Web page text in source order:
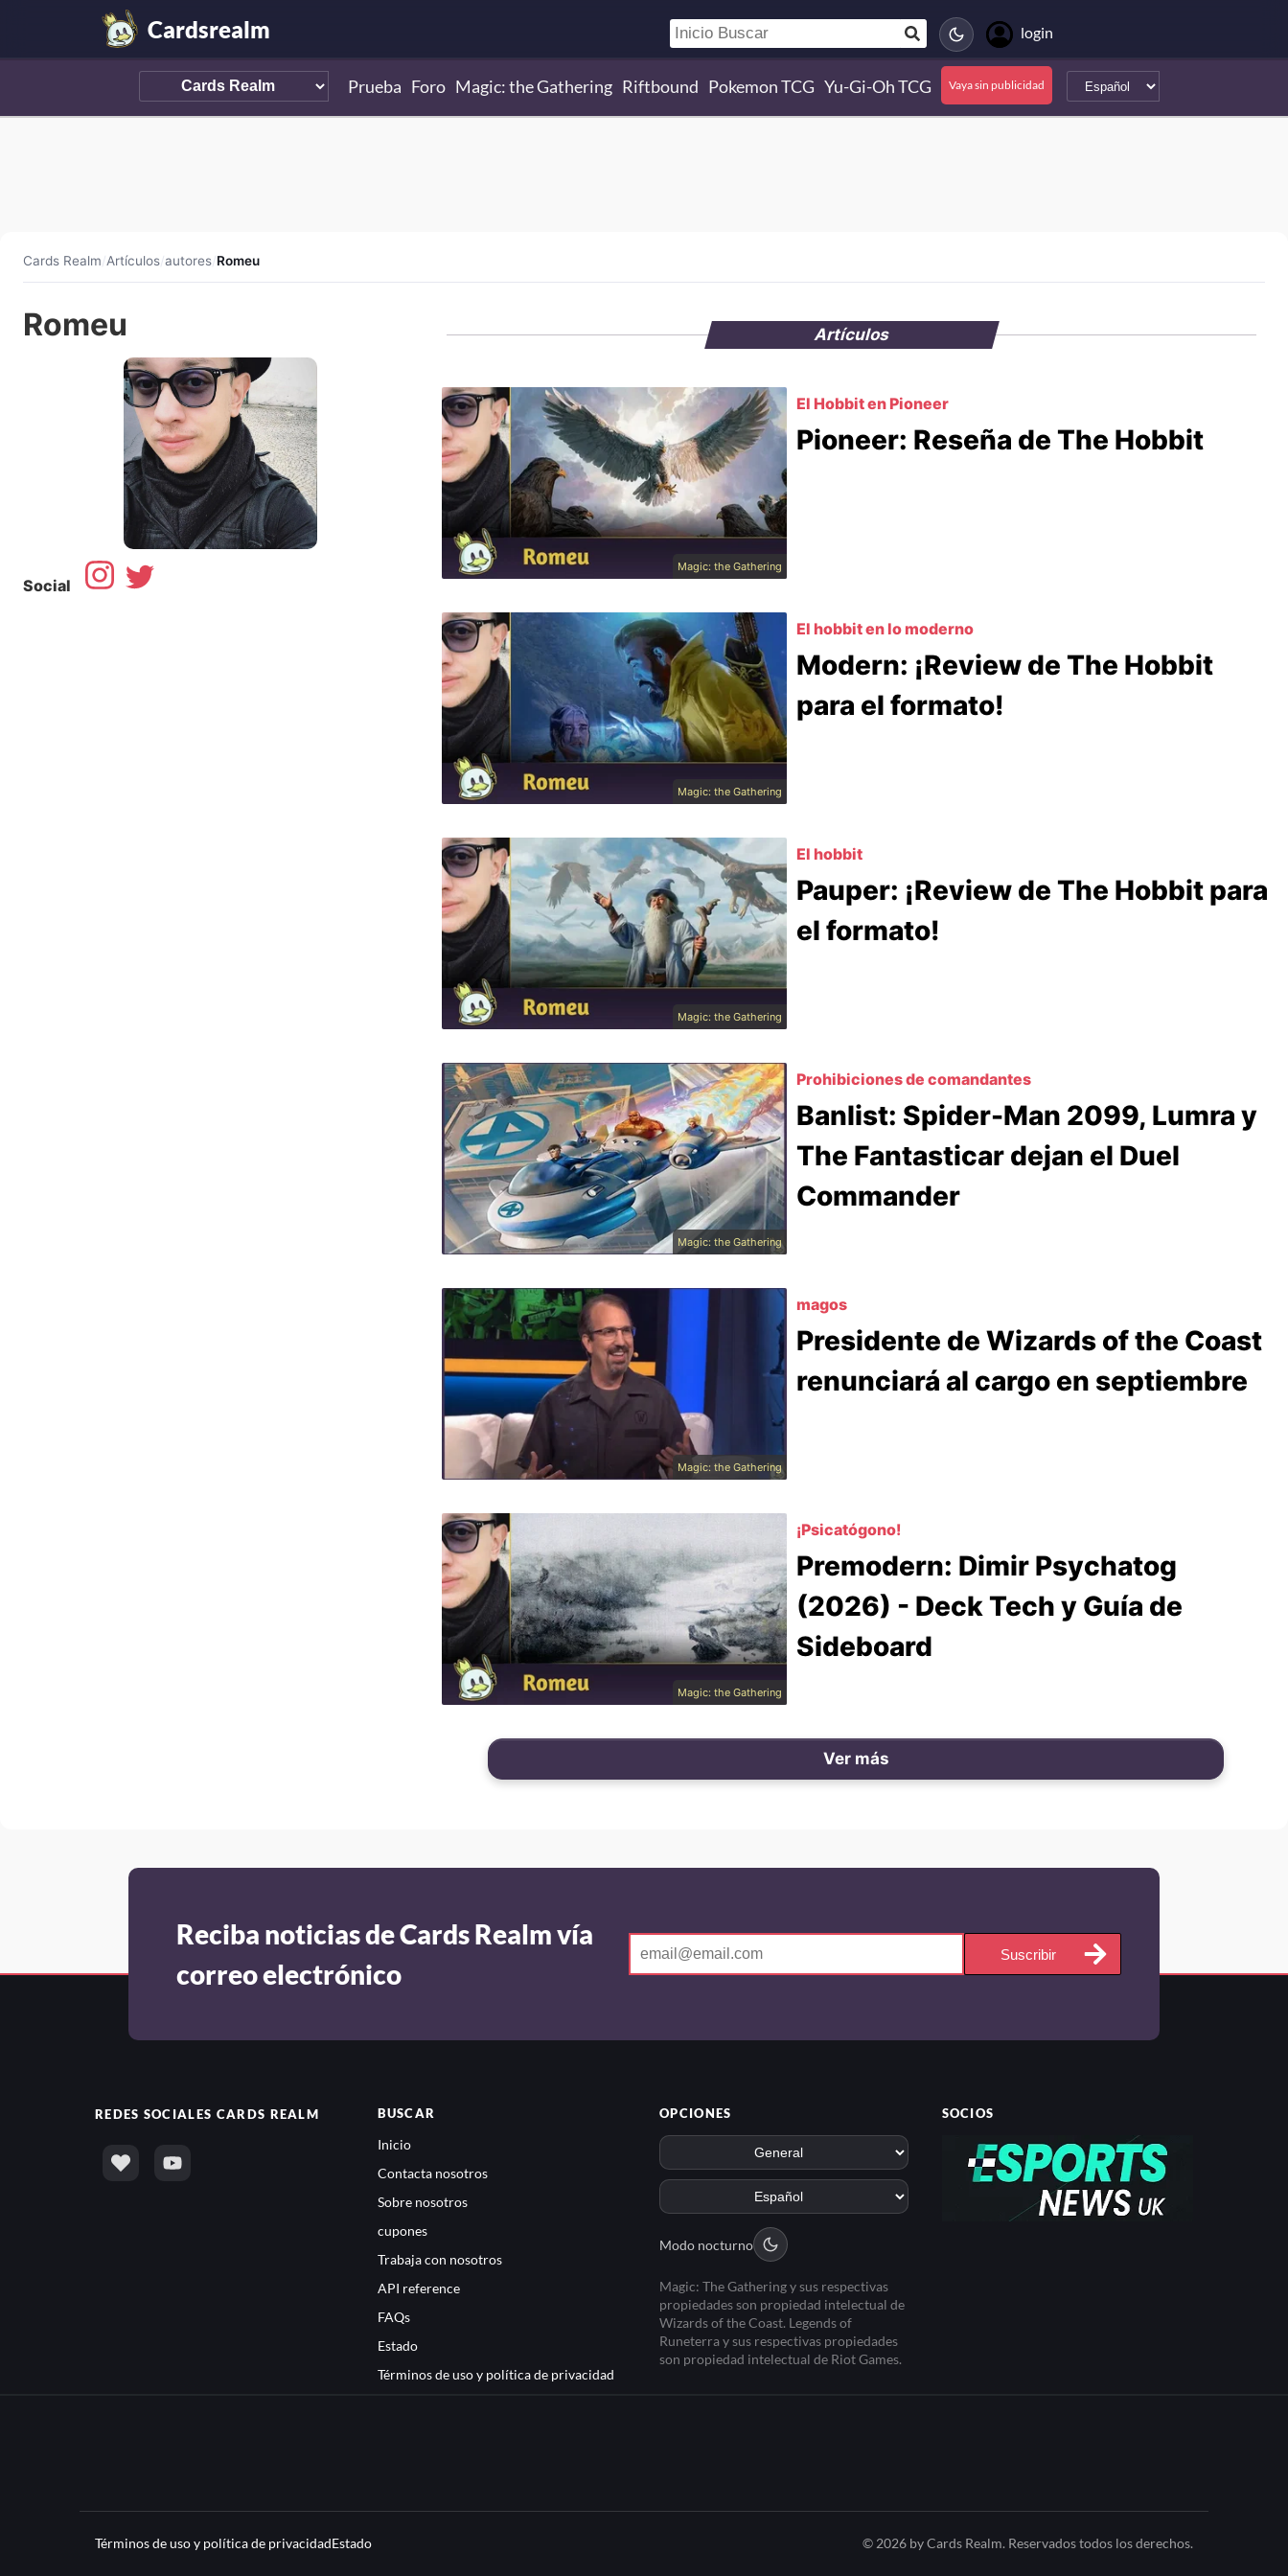
Cardsrealm login
Prueba Foro Magic: the Gathering Riftbound Pokemon TCG Yu-Gi-Oh TCG Vaya sin publicidad
Cards Realm/Artículos/autores/Romeu
Romeu
Social
Artículos
Magic: the Gathering
El Hobbit en Pioneer
Pioneer: Reseña de The Hobbit
Magic: the Gathering
El hobbit en lo moderno
Modern: ¡Review de The Hobbit
para el formato!
Magic: the Gathering
El hobbit
Pauper: ¡Review de The Hobbit para
el formato!
Magic: the Gathering
Prohibiciones de comandantes
Banlist: Spider-Man 2099, Lumra y
The Fantasticar dejan el Duel
Commander
Magic: the Gathering
magos
Presidente de Wizards of the Coast
renunciará al cargo en septiembre
Magic: the Gathering
¡Psicatógono!
Premodern: Dimir Psychatog
(2026) - Deck Tech y Guía de
Sideboard
Ver más
Reciba noticias de Cards Realm vía
correo electrónico
Suscribir
REDES SOCIALES CARDS REALM BUSCAR
Inicio
Contacta nosotros
Sobre nosotros
cupones
Trabaja con nosotros
API reference
FAQs
Estado
Términos de uso y política de privacidad
OPCIONES
Modo nocturno
Magic: The Gathering y sus respectivas
propiedades son propiedad intelectual de
Wizards of the Coast. Legends of
Runeterra y sus respectivas propiedades
son propiedad intelectual de Riot Games.
SOCIOS
Términos de uso y política de privacidadEstado © 2026 by Cards Realm. Reservados todos los derechos.